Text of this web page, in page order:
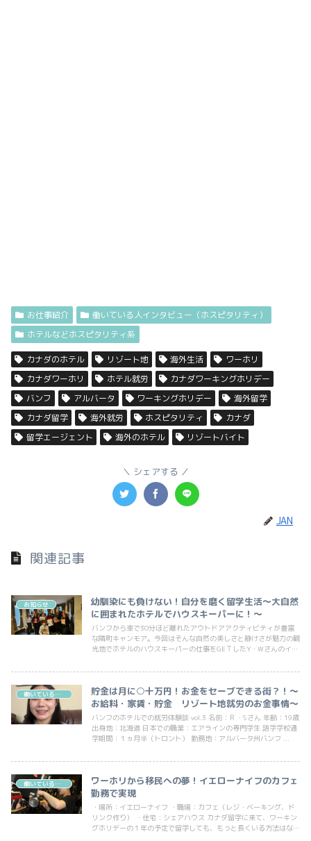
お仕事紹介
働いている人インタビュー（ホスピタリティ）
ホテルなどホスピタリティ系
カナダのホテル リゾート地 海外生活
ワーホリ
カナダワーホリ
ホテル就労
カナダワーキングホリデー
バンフ
アルバータ ワーキングホリデー
海外留学
カナダ留学
海外就労 ホスピタリティ
カナダ
留学エージェント
海外のホテル リゾートバイト
シェアする
JAN
関連記事
お知らせ
幼馴染にも負けない！自分を磨く留学生活～大自然
に囲まれたホテルでハウスキーパーに！～
バンフから車で30分ほど離れたアウトドアアクティビティが豊富
な隣町キャンモア。今回はそんな自然の美しさと静けさが魅力の観
光地でホテルのハウスキーパーの仕事をGEＴしたY・Wさんのイン
働いている人インタビュー（飲食・カフェ）
貯金は月に○十万円！お金をセーブできる街？！～
お給料・家賃・貯金 リゾート地就労のお金事情～
バンフのホテルでの就労体験談 vol.3 名前：Ｒ・Sさん 年齢：19歳
出身地：北海道 日本での職業：エアラインの専門学生 語学学校通
学期間：１ヵ月半（トロント） 勤務地：アルバータ州バンフ ...
働いている人インタビュー（飲食・カフェ）
ワーホリから移民への夢！イエローナイフのカフェ
勤務で実現
・場所：イエローナイフ ・職場：カフェ（レジ・ベーキング、ド
リンク作り） ・住宅：シェアハウス カナダ留学に来て、ワーキン
グホリデーの１年の予定で留学しても、もっと長くいる方法はない